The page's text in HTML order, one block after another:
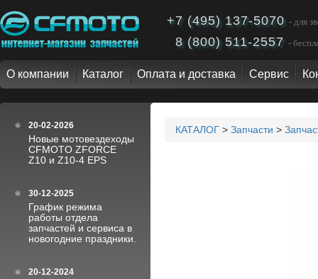
+7 (495) 137-5070 - для
8 (800) 511-2557 -
О компании Каталог Оплата и доставка Сервис
20-02-2026
Новые мотовездеходы
CFMOTO ZFORCE
Z10 и Z10-4 EPS
30-12-2025
График режима
работы отдела
запчастей и сервиса в
новогодние праздники.
20-12-2024
КАТАЛОГ > Запчасти >